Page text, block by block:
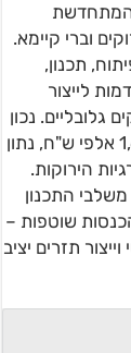
המתחדשת
ירוקים וברי קיימא.
תכנון,
לייצור
גלובליים. נכון
לעת זו, שווי השוק של החברה עומד על 1,636,753 אלפי ש"ח, נתון
הירוקות.
התכנון
שוטפות –
תזרים יציב